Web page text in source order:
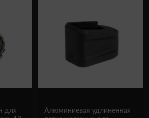
для
Алюминиевая удлиненная